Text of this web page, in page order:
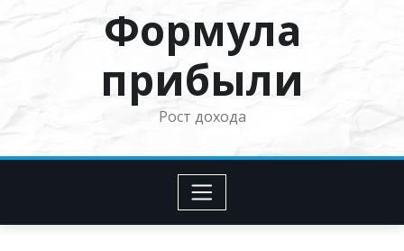
Формула
прибыли
Рост дохода